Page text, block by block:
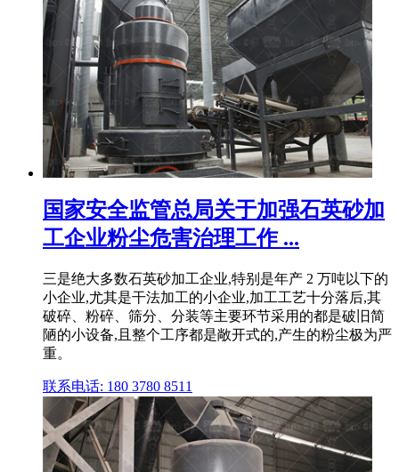
国家安全监管总局关于加强石英砂加
工企业粉尘危害治理工作 ...
三是绝大多数石英砂加工企业,特别是年产 2 万吨以下的
小企业,尤其是干法加工的小企业,加工工艺十分落后,其
破碎、粉碎、筛分、分装等主要环节采用的都是破旧简
陋的小设备,且整个工序都是敞开式的,产生的粉尘极为严
重。
联系电话: 180 3780 8511